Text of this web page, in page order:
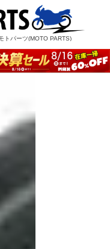
トパーツ(MOTO PARTS)